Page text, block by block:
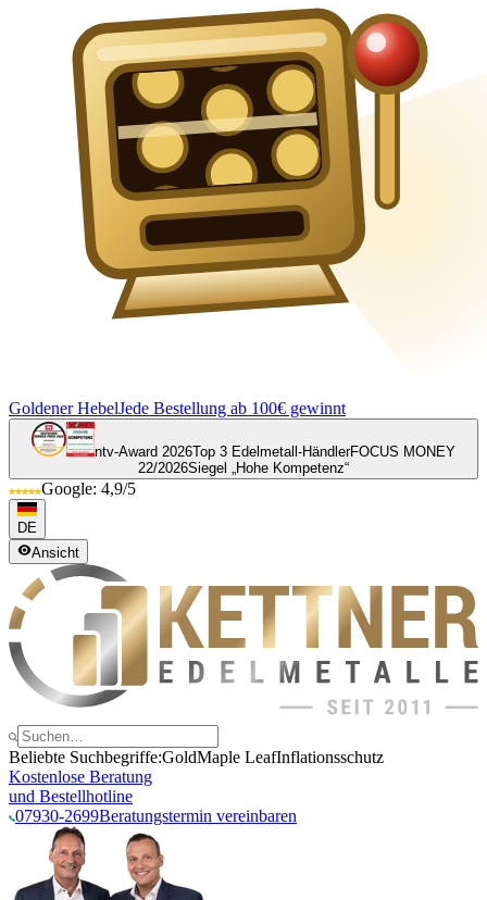
Goldener HebelJede Bestellung ab 100€ gewinnt
ntv-Award 2026Top 3 Edelmetall-HändlerFOCUS MONEY
22/2026Siegel „Hohe Kompetenz“
Google: 4,9/5
DE
Ansicht
Beliebte Suchbegriffe:GoldMaple LeafInflationsschutz
Kostenlose Beratung
und Bestellhotline
07930-2699Beratungstermin vereinbaren